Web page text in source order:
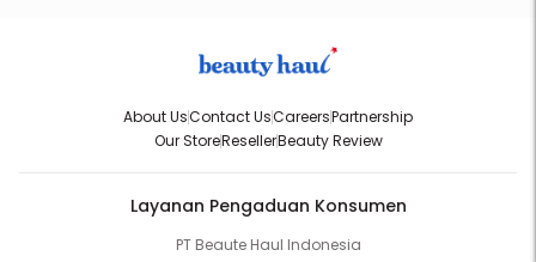
About UsContact UsCareersPartnership
Our StoreResellerBeauty Review
Layanan Pengaduan Konsumen
PT Beaute Haul Indonesia